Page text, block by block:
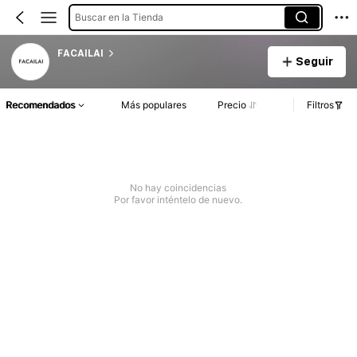
Buscar en la Tienda
FACAILAI
Seguir
Recomendados Más populares Precio Filtros
No hay coincidencias
Por favor inténtelo de nuevo.